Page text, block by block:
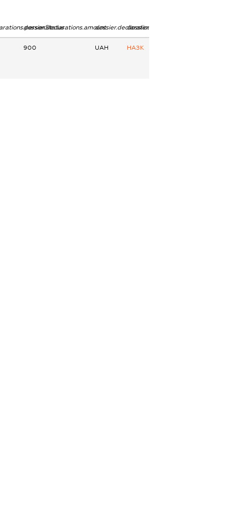
dossier.declarations.amountdossier.declarations.currency
dossier.declarations.source
900 UAH НАЗК